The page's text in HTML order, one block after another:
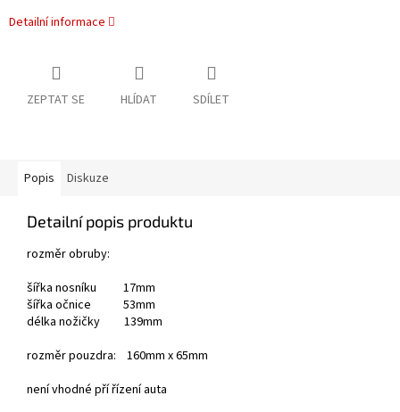
Detailní informace
ZEPTAT SE HLÍDAT SDÍLET
Popis Diskuze
Detailní popis produktu
rozměr obruby:
šířka nosníku 17mm
šířka očnice 53mm
délka nožičky 139mm
rozměr pouzdra: 160mm x 65mm
není vhodné pří řízení auta